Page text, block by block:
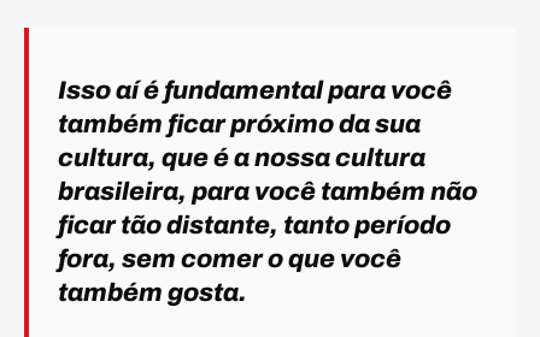
Isso aí é fundamental para você
também ficar próximo da sua
cultura, que é a nossa cultura
brasileira, para você também não
ficar tão distante, tanto período
fora, sem comer o que você
também gosta.